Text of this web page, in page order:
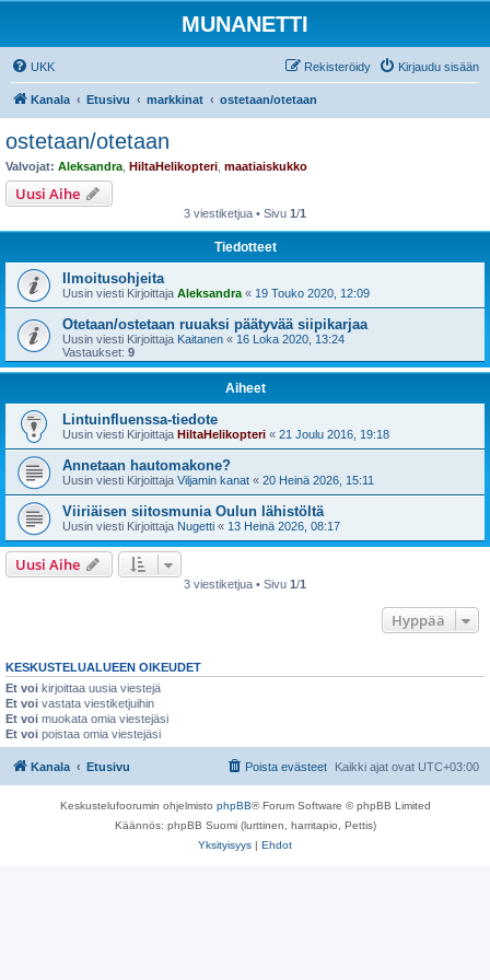
MUNANETTI
UKK Kirjaudu sisään
Rekisteröidy
Kanala Etusivu markkinat ostetaan/otetaan
ostetaan/otetaan
Valvojat: Aleksandra HiltaHelikopteri maatiaiskukko
Uusi Aihe
3 viestiketjua • Sivu 1/1
Tiedotteet
Ilmoitusohjeita
Uusin viesti Kirjoittaja Aleksandra « 19 Touko 2020, 12:09
Otetaan/ostetaan ruuaksi päätyvää siipikarjaa
Uusin viesti Kirjoittaja Kaitanen « 16 Loka 2020, 13:24
Vastaukset: 9
Aiheet
Lintuinfluenssa-tiedote
Uusin viesti Kirjoittaja HiltaHelikopteri « 21 Joulu 2016, 19:18
Annetaan hautomakone?
Uusin viesti Kirjoittaja Viljamin kanat « 20 Heinä 2026, 15:11
Viiriäisen siitosmunia Oulun lähistöltä
Uusin viesti Kirjoittaja Nugetti « 13 Heinä 2026, 08:17
Uusi Aihe
3 viestiketjua • Sivu 1/1
Hyppää
KESKUSTELUALUEEN OIKEUDET
Et voi kirjoittaa uusia viestejä
Et voi vastata viestiketjuihin
Et voi muokata omia viestejäsi
Et voi poistaa omia viestejäsi
Kanala Etusivu Kaikki ajat ovat UTC+03:00
Poista evästeet
Keskustelufoorumin ohjelmisto phpBB® Forum Software © phpBB Limited
Käännös: phpBB Suomi (lurttinen, harritapio, Pettis)
Yksityisyys | Ehdot